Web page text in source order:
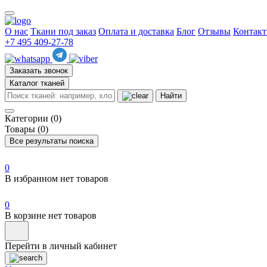
О нас Ткани под заказ Оплата и доставка Блог Отзывы
+7 495 409-27-78
Заказать звонок
Каталог тканей
Найти
Категории (0)
Товары (0)
Все результаты поиска
0
В избранном нет товаров
0
В корзине нет товаров
Перейти в личный кабинет